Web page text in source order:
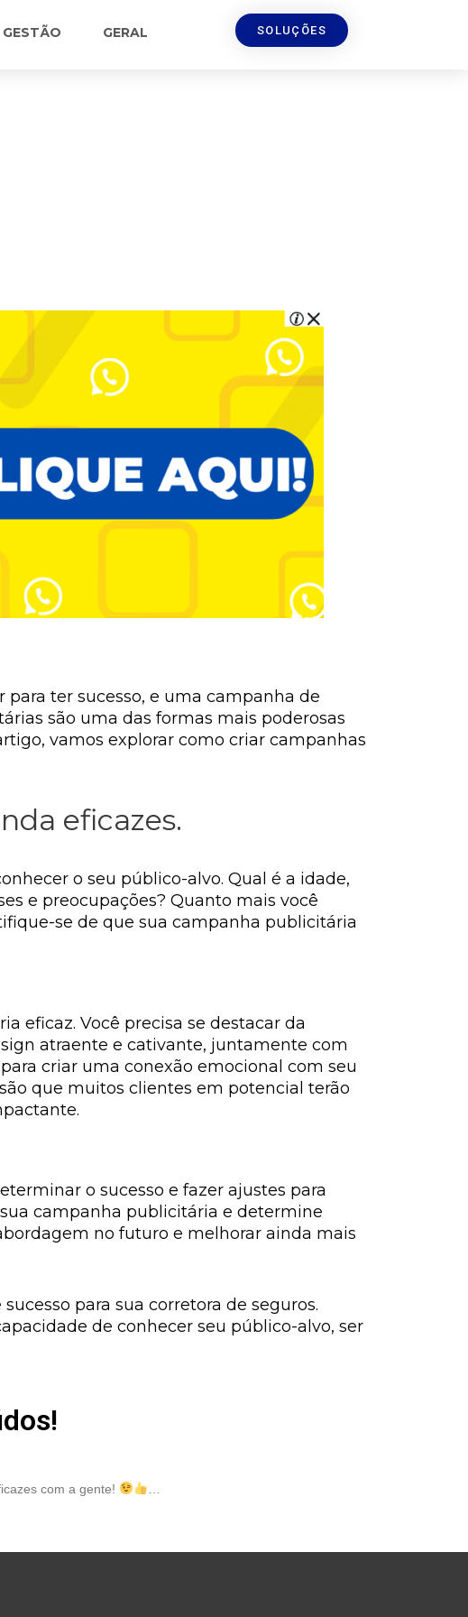
GESTÃO GERAL SOLUÇÕES
ter sucesso, e uma campanha de
são uma das formas mais poderosas
vamos explorar como criar campanhas
eficazes.
o seu público-alvo. Qual é a idade,
e preocupações? Quanto mais você
se de que sua campanha publicitária
eficaz. Você precisa se destacar da
atraente e cativante, juntamente com
criar uma conexão emocional com seu
que muitos clientes em potencial terão
o sucesso e fazer ajustes para
campanha publicitária e determine
no futuro e melhorar ainda mais
para sua corretora de seguros.
de conhecer seu público-alvo, ser
com a gente!